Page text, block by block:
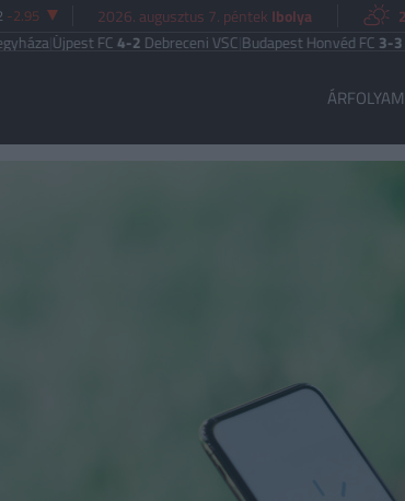
-2.95 2026. augusztus 7. péntek Ibolya
FC4-2Debreceni VSC|Budapest Honvéd FC3-3MTK
ÁRFOLYAM